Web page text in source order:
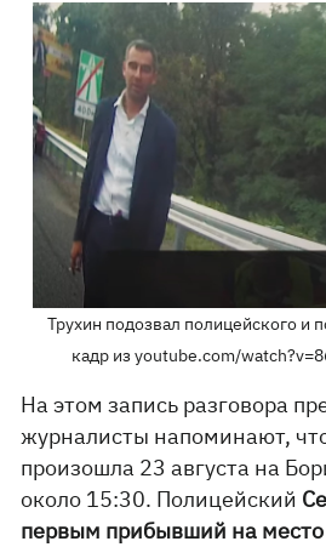
Трухин подозвал полицейского и
кадр из youtube.com/
На этом запись разговора
журналисты напоминают,
произошла 23 августа на
около 15:30. Полицейский
первым прибывший на